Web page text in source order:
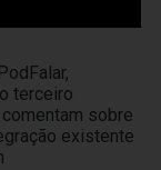
terceiro
sobre
existente